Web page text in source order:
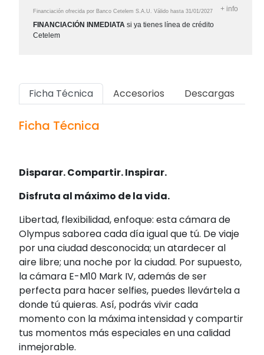
Financiación ofrecida por Banco Cetelem S.A.U. Válido hasta 31/01/2027 + info
FINANCIACIÓN INMEDIATA si ya tienes línea de crédito
Cetelem
Ficha Técnica Accesorios Descargas
Ficha Técnica
Disparar. Compartir. Inspirar.
Disfruta al máximo de la vida.
Libertad, flexibilidad, enfoque: esta cámara de
Olympus saborea cada día igual que tú. De viaje
por una ciudad desconocida; un atardecer al
aire libre; una noche por la ciudad. Por supuesto,
la cámara E-M10 Mark IV, además de ser
perfecta para hacer selfies, puedes llevártela a
donde tú quieras. Así, podrás vivir cada
momento con la máxima intensidad y compartir
tus momentos más especiales en una calidad
inmejorable.